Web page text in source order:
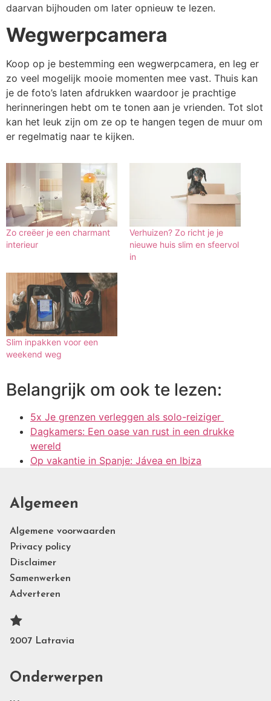
daarvan bijhouden om later opnieuw te lezen.
Wegwerpcamera
Koop op je bestemming een wegwerpcamera, en leg er
zo veel mogelijk mooie momenten mee vast. Thuis kan
je de foto’s laten afdrukken waardoor je prachtige
herinneringen hebt om te tonen aan je vrienden. Tot slot
kan het leuk zijn om ze op te hangen tegen de muur om
er regelmatig naar te kijken.
Zo creëer je een charmant
interieur
Verhuizen? Zo richt je je
nieuwe huis slim en sfeervol
in
Slim inpakken voor een
weekend weg
Belangrijk om ook te lezen:
5x Je grenzen verleggen als solo-reiziger
Dagkamers: Een oase van rust in een drukke
wereld
Op vakantie in Spanje: Jávea en Ibiza
Algemeen
Algemene voorwaarden
Privacy policy
Disclaimer
Samenwerken
Adverteren
2007 Latravia
Onderwerpen